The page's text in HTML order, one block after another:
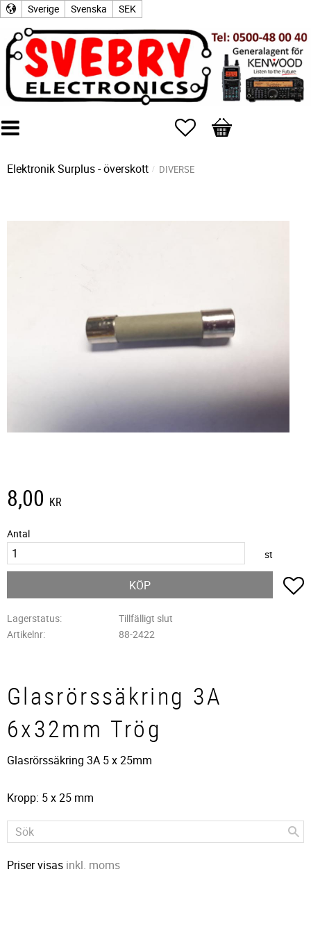
Sverige Svenska SEK
Favoriter
Kundvagn
Elektronik Surplus - överskott DIVERSE
8,00 KR
Antal
st
KÖP
Lagerstatus
Tillfälligt slut
Artikelnr
88-2422
Glasrörssäkring 3A
6x32mm Trög
Glasrörssäkring 3A 5 x 25mm
Kropp: 5 x 25 mm
Priser visas inkl. moms